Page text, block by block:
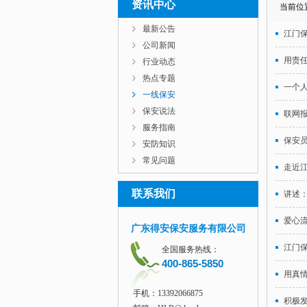
资讯中心
最新公告
公司新闻
行业动态
热点专题
一线保安
保安说法
服务指南
安防知识
常见问题
联系我们
广东得安保安服务有限公司
全国服务热线：
400-865-5850
手机：13392066875
当前位
江门
用责
一个
联网
保安
走近
讲述
爱心
江门
用真
积极